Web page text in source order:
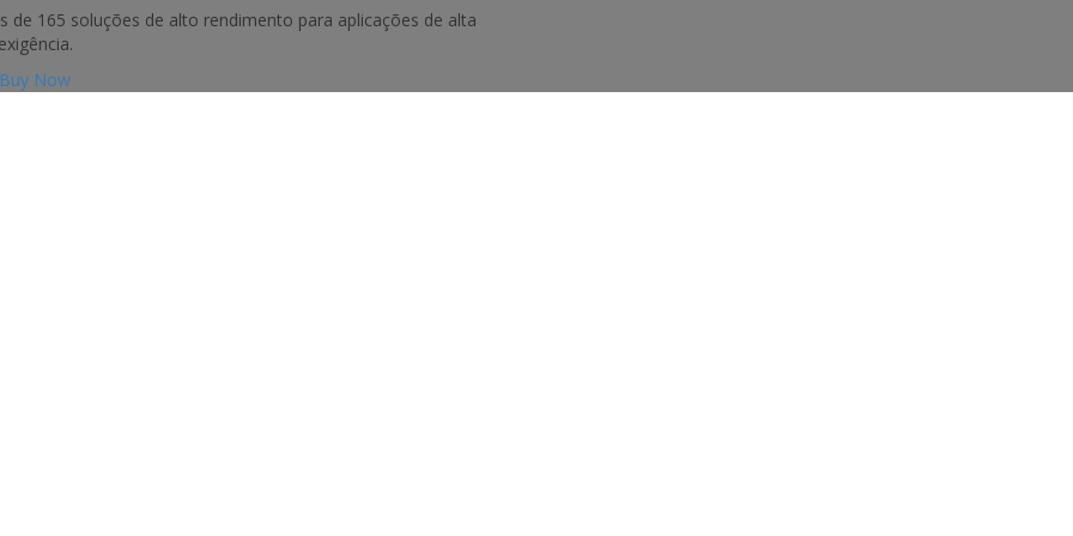
165 soluções de alto rendimento para aplicações de alta
Buy Now